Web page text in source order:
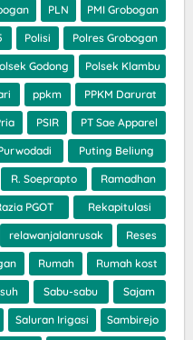
PLN PMI Grobogan
Polisi Polres Grobogan
Godong Polsek Klambu
ppkm PPKM Darurat
PSIR PT Sae Apparel
Puting Beliung
R. Soeprapto Ramadhan
PGOT Rekapitulasi
relawanjalanrusak Reses
Rumah Rumah kost
Sabu-sabu Sajam
Saluran Irigasi Sambirejo